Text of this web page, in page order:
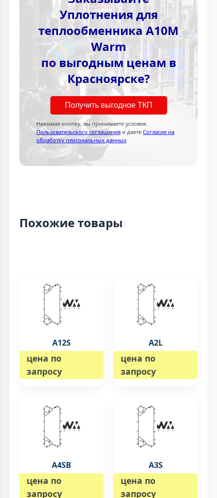
Уплотнения для
теплообменника A10M
Warm
по выгодным ценам в
Красноярске?
Получить выгодное ТКП
Нажимая кнопку, вы принимаете условия
Пользовательского соглашения и даете Согласие на
обработку персональных данных
Похожие товары
A12S
цена по
запросу
A2L
цена по
запросу
A4SB
цена по
запросу
A3S
цена по
запросу